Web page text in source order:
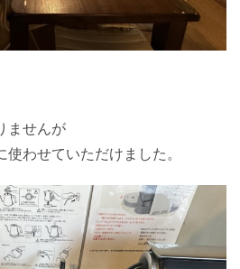
ませんが
わせていただけました。